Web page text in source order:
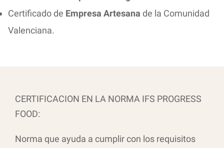
Certificado de Empresa Artesana de la Comunidad
Valenciana.
CERTIFICACION EN LA NORMA IFS PROGRESS
FOOD:
Norma que ayuda a cumplir con los requisitos